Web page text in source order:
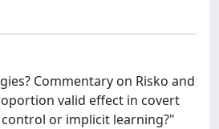
Commentary on Risko and
valid effect in covert
or implicit learning?"